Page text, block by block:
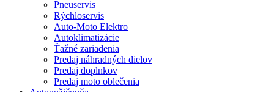
Pneuservis
Rýchloservis
Auto-Moto Elektro
Autoklimatizácie
Ťažné zariadenia
Predaj náhradných dielov
Predaj doplnkov
Predaj moto oblečenia